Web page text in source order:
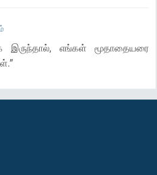
இருந்தால், எங்கள் மூதாதையரை